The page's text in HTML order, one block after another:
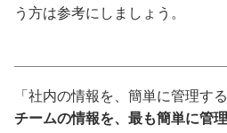
う方は参考にしましょう。
「社内の情報を、簡単に管理す
チームの情報を、最も簡単に管